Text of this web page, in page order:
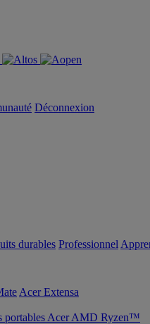
Déconnexion
durables Professionnel
Acer Extensa
portables Acer AMD Ryzen™